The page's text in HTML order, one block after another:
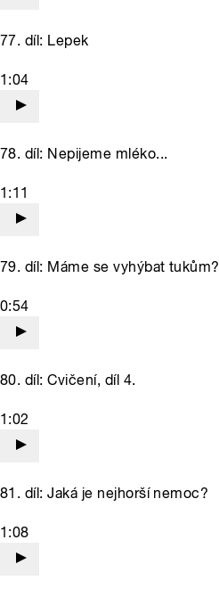
77. díl: Lepek
1:04
78. díl: Nepijeme mléko...
1:11
79. díl: Máme se vyhýbat tukům?
0:54
80. díl: Cvičení, díl 4.
1:02
81. díl: Jaká je nejhorší nemoc?
1:08